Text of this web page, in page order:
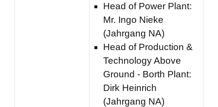
Head of Power Plant:
Mr. Ingo Nieke
(Jahrgang NA)
Head of Production &
Technology Above
Ground - Borth Plant:
Dirk Heinrich
(Jahrgang NA)